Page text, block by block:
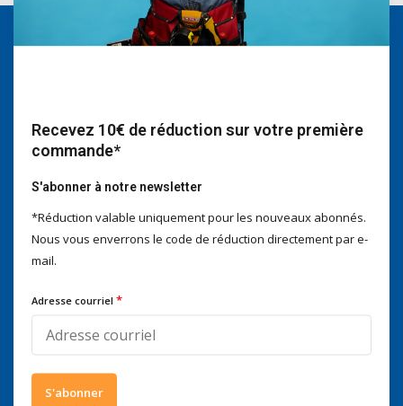
Telefonisch zijn we tijdens
kantooruren bereikbaar op
Nous obtenons un score de
Recevez 10€ de réduction sur votre première
commande*
S'abonner à notre newsletter
*Réduction valable uniquement pour les nouveaux abonnés.
Nous vous enverrons le code de réduction directement par e-
mail.
Adresse courriel *
S'abonner